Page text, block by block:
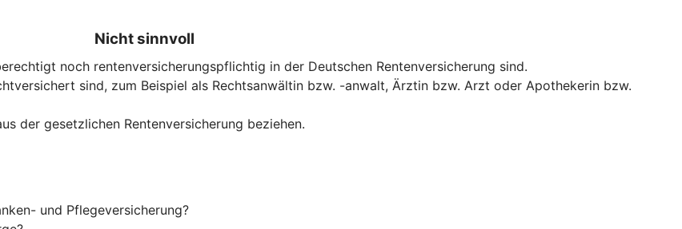
Nicht sinnvoll
noch rentenversicherungspflichtig in der Deutschen Rentenversicherung sind.
sind, zum Beispiel als Rechtsanwältin bzw. -anwalt, Ärztin bzw. Arzt oder Apothekerin bzw.
der gesetzlichen Rentenversicherung beziehen.
und Pflegeversicherung?